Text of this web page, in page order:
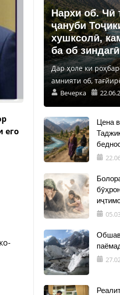
его
Нархи об. Чӣ
ҷануби
хушксолӣ,
ба об
Дар ҳоле ки
амнияти об,
Вечерка
Цена